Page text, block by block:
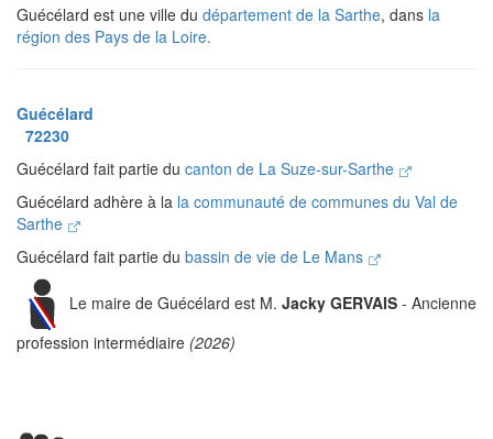
Guécélard est une ville du département de la Sarthe, dans la
région des Pays de la Loire.
Guécélard
72230
Guécélard fait partie du canton de La Suze-sur-Sarthe
Guécélard adhère à la la communauté de communes du Val de
Sarthe
Guécélard fait partie du bassin de vie de Le Mans
Le maire de Guécélard est M. Jacky GERVAIS - Ancienne
profession intermédiaire (2026)